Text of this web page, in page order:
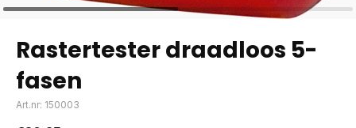
Rastertester draadloos 5-
fasen
Art.nr: 150003